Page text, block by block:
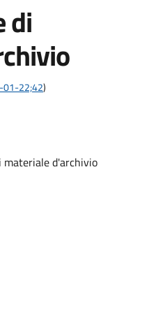
di
01-22;42)
materiale d'archivio